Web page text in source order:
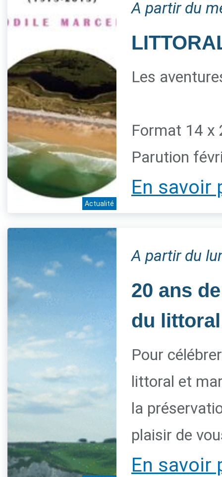
Actualité
A partir du
Les
Format 14 x
Parution
En savoir
A partir du
20 ans
du littoral
Pour
littoral et
la
plaisir de
En savoir